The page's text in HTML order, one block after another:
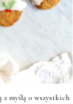
myślą o wszystkich